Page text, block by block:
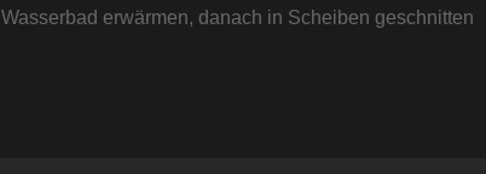
erwärmen, danach in Scheiben geschnitten